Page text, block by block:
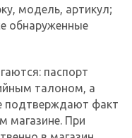
модель, артикул;
обнаруженные
паспорт
талоном, а
подтверждают факт
магазине. При